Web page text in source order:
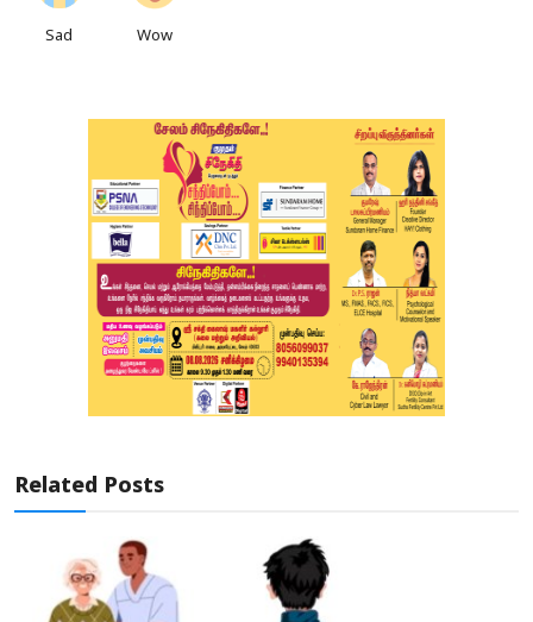
Sad Wow
Related Posts